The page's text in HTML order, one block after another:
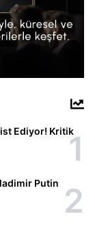
Ediyor! Kritik1
Putin
2